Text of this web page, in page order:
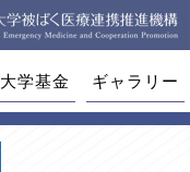
大学基金 ギャラリー